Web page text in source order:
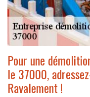
Pour une
le 37000,
Ravalement !